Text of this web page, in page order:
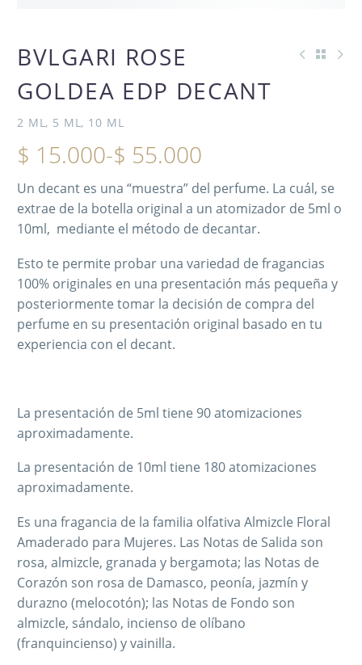
BVLGARI ROSE
GOLDEA EDP DECANT
2 ML, 5 ML, 10 ML
$ 15.000-$ 55.000
Un decant es una “muestra” del perfume. La cuál, se
extrae de la botella original a un atomizador de 5ml o
10ml, mediante el método de decantar.
Esto te permite probar una variedad de fragancias
100% originales en una presentación más pequeña y
posteriormente tomar la decisión de compra del
perfume en su presentación original basado en tu
experiencia con el decant.
La presentación de 5ml tiene 90 atomizaciones
aproximadamente.
La presentación de 10ml tiene 180 atomizaciones
aproximadamente.
Es una fragancia de la familia olfativa Almizcle Floral
Amaderado para Mujeres. Las Notas de Salida son
rosa, almizcle, granada y bergamota; las Notas de
Corazón son rosa de Damasco, peonía, jazmín y
durazno (melocotón); las Notas de Fondo son
almizcle, sándalo, incienso de olíbano
(franquincienso) y vainilla.